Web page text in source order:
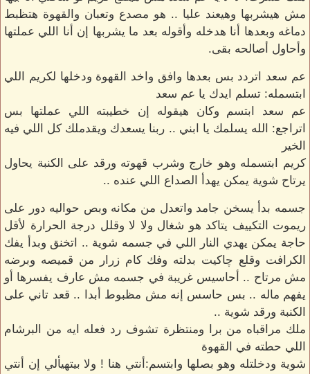
مش هيشربها وهيعند عليا .. هو مصدع وتعبان والقهوة هتظبط
دماغه وبعدها أنا هدخله وأقوله بعد ما يشربها إن أنا اللي عملتها
وأحاول أصالحه بقى.
عم سعد اتردد بس بعدها وافق واخد القهوة ودخلها لكريم اللي
ابتسمله: تسلم ايدك يا عم سعد
عم سعد ابتسم وكان هيقوله إن خطيبته اللي عملتها بس
اتراجع: الله يسلمك يا ابني .. ربنا يسعدك ويقدملك كل اللي فيه
الخير
كريم ابتسمله وهو خارج وشرب قهوته ورقد على الكنبة يحاول
يرتاح شوية يمكن يهدأ الصداع اللي عنده ..
جسمه بدأ يسخن جامد واتعدل من مكانه وبص حواليه دور على
ريموت التكييف يتاكد هو شغال ولا لا وقلل درجة الحرارة لأقل
حاجة يمكن يهدي النار اللي في جسمه شوية .. اتخنق وبدأ يفك
الكرافت وقلع چاكيت بدلته وفك كام زرار من قميصه وبرضه
مش مرتاح .. أحاسيس غريبة في جسمه مش عارف يفسرها أو
يفهم ماله .. بس حاسس إنه مش مظبوط أبدا .. قعد تاني على
الكنبة ورقد شوية ..
ملك مراقباه من برا ومنتظرة تشوف رد فعله ايه من البرشام
اللي حطته في القهوة
شوية ودخلتله وهو بصلها وابتسم:أنتي هنا ! ولا بيتهيألي إن أنتي